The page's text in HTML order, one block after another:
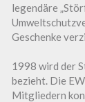
legendäre
Geschenke
1998 wird der
bezieht. Die
Mitgliedern